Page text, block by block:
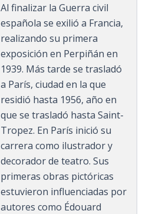
Al finalizar la Guerra civil
española se exilió a Francia,
realizando su primera
exposición en Perpiñán en
1939. Más tarde se trasladó
a París, ciudad en la que
residió hasta 1956, año en
que se trasladó hasta Saint-
Tropez. En París inició su
carrera como ilustrador y
decorador de teatro. Sus
primeras obras pictóricas
estuvieron influenciadas por
autores como Édouard